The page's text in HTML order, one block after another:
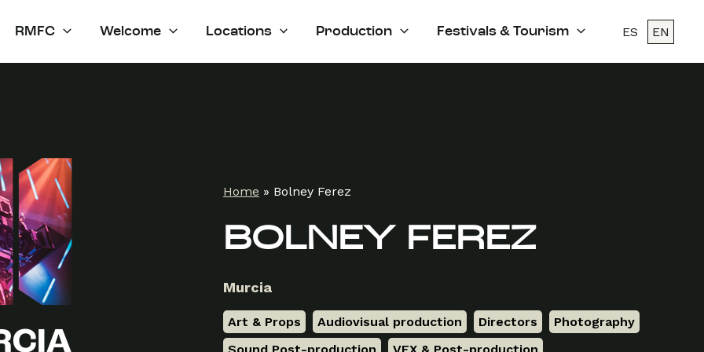
RMFC Welcome Locations Production Festivals & Tourism ES EN
Home » Bolney Ferez
BOLNEY FEREZ
Murcia
Art & Props Audiovisual production Directors Photography
Sound Post-production
VFX & Post-production